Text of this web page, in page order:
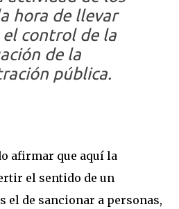
hora de llevar
control de la
de la
pública.
afirmar que aquí la
el sentido de un
el de sancionar a personas,